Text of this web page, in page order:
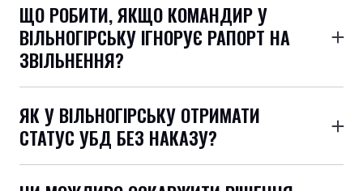
межами міста.
ЩО РОБИТИ, ЯКЩО КОМАНДИР У
ВІЛЬНОГІРСЬКУ ІГНОРУЄ РАПОРТ НА
ЗВІЛЬНЕННЯ?
потребі — звернемось до суду.
ЯК У ВІЛЬНОГІРСЬКУ ОТРИМАТИ
СТАТУС УБД БЕЗ НАКАЗУ?